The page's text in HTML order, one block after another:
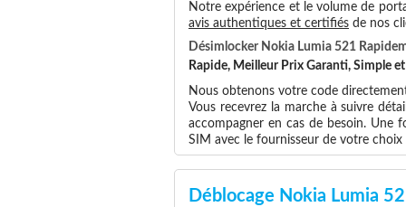
Notre expérience et le volume de
avis authentiques et certifiés de nos
Désimlocker Nokia Lumia 521
Rapide, Meilleur Prix Garanti, Simple
Nous obtenons votre code
Vous recevrez la marche à suivre
accompagner en cas de besoin. Une
SIM avec le fournisseur de votre
Déblocage Nokia Lumia